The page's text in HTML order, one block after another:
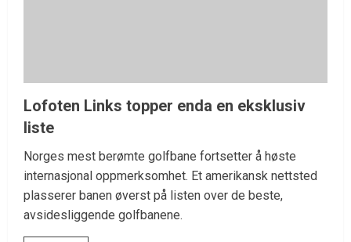
Lofoten Links topper enda en eksklusiv
liste
Norges mest berømte golfbane fortsetter å høste
internasjonal oppmerksomhet. Et amerikansk nettsted
plasserer banen øverst på listen over de beste,
avsidesliggende golfbanene.